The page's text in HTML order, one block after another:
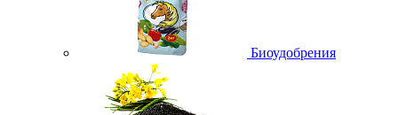
Биоудобрения